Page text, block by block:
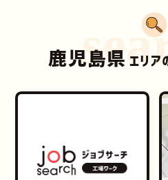
鹿児島県 エリ